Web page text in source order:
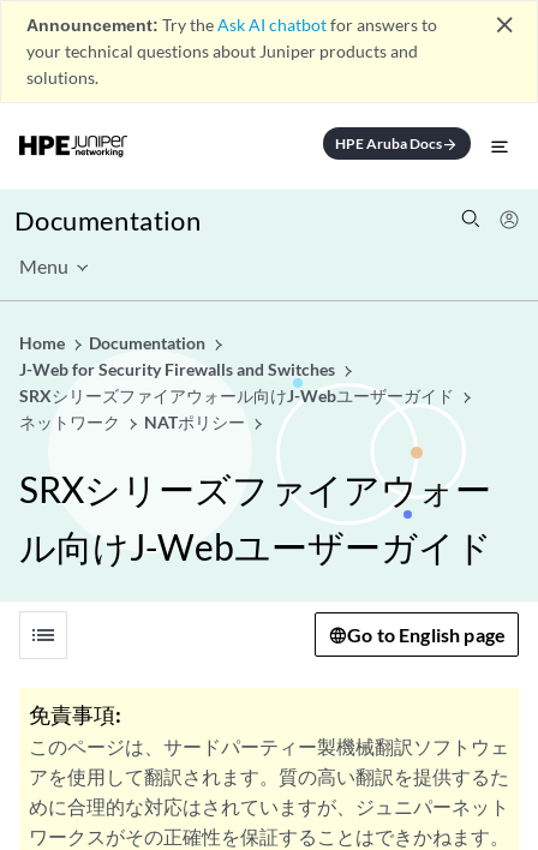
Announcement: Try theAsk AI chatbotfor answers to
your technical questions about Juniper products and
solutions.
close
HPE Aruba Docsarrow_forward
Documentation
Menu
Home
Documentation
J-Web for Security Firewalls and Switches
SRXシリーズファイアウォール向けJ-Webユーザーガイド
ネットワーク
NATポリシー
SRXシリーズファイアウォー
ル向けJ-Webユーザーガイド
list Go to English page
免責事項:
このページは、サードパーティー製機械翻訳ソフトウェ
アを使用して翻訳されます。質の高い翻訳を提供するた
めに合理的な対応はされていますが、ジュニパーネット
ワークスがその正確性を保証することはできかねます。